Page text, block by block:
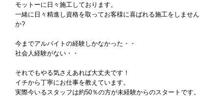
モットーに日々施工しております。
一緒に日々精進し資格を取ってお客様に喜ばれる施工をしません
か?
今までアルバイトの経験しかなかった・・
社会人経験がない・・
それでもやる気さえあれば大丈夫です！
イチから丁寧にお仕事を教えています。
実際今いるスタッフは約50％の方が未経験からのスタートです。